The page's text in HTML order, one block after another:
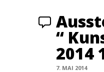
“
2014
7. MAI 2014